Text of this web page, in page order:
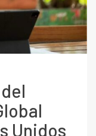
Unidos